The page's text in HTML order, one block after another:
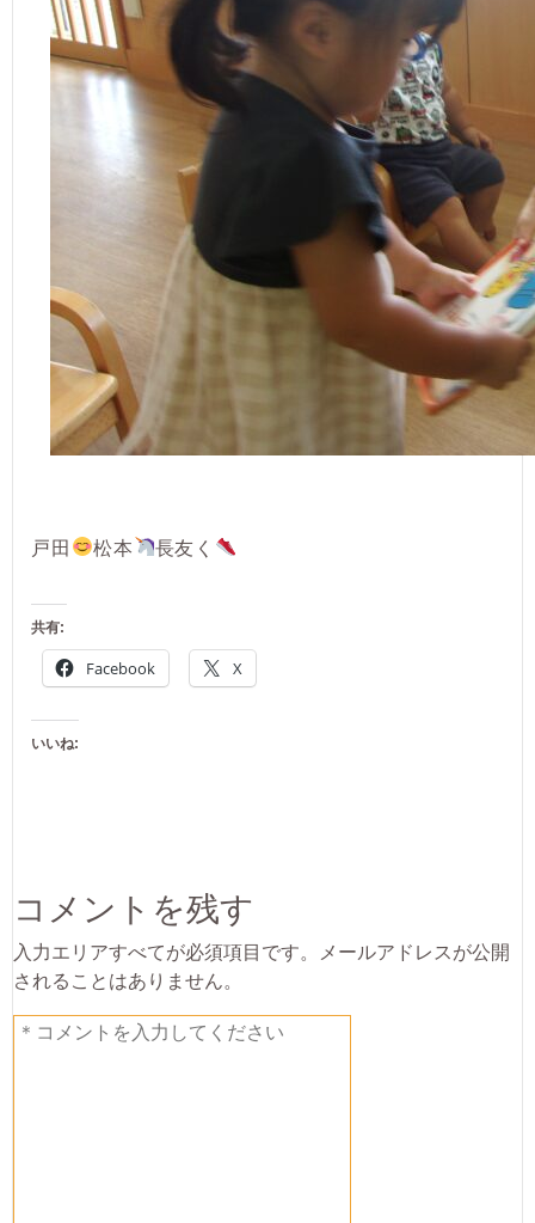
戸田 松本 長友く
共有:
Facebook X
いいね:
コメントを残す
入力エリアすべてが必須項目です。メールアドレスが公開
されることはありません。